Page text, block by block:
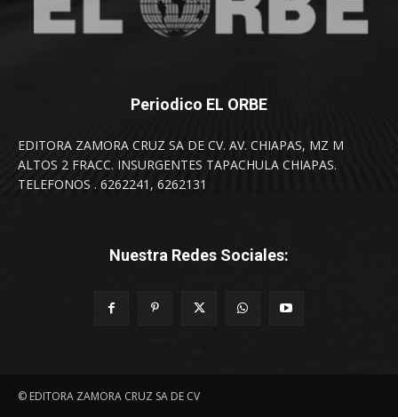
Periodico EL ORBE
EDITORA ZAMORA CRUZ SA DE CV. AV. CHIAPAS, MZ M
ALTOS 2 FRACC. INSURGENTES TAPACHULA CHIAPAS.
TELEFONOS . 6262241, 6262131
Nuestra Redes Sociales:
© EDITORA ZAMORA CRUZ SA DE CV